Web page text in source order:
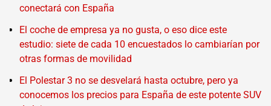
conectará con España
El coche de empresa ya no gusta, o eso dice este
estudio: siete de cada 10 encuestados lo cambiarían por
otras formas de movilidad
El Polestar 3 no se desvelará hasta octubre, pero ya
conocemos los precios para España de este potente SUV